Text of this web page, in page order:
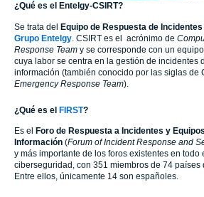
¿Qué es el Entelgy-CSIRT?
Se trata del Equipo de Respuesta de Incidentes
Grupo Entelgy. CSIRT es el acrónimo de
Response Team y se corresponde con un
cuya labor se centra en la gestión de incidentes
información (también conocido por las siglas de
Emergency Response Team).
¿Qué es el FIRST?
Es el
Foro de Respuesta a Incidentes y
Información (Forum of Incident Response and
y más importante de los foros existentes en todo
ciberseguridad, con 351 miembros de 74 países
Entre ellos, únicamente 14 son españoles.